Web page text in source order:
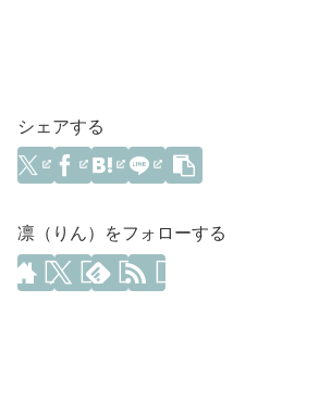
シェアする
凛（りん）をフォローする